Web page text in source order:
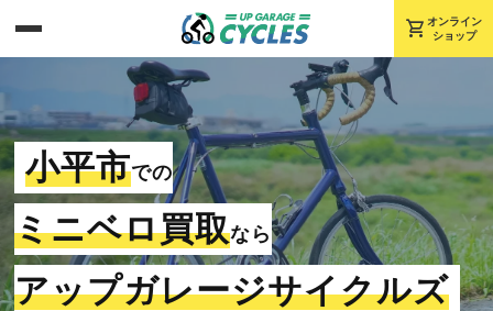
shopping_cart オンライン
ショップ
小平市での
ミニベロ買取なら
アップガレージサイクルズ